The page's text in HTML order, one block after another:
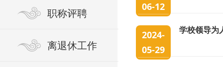
职称评聘
离退休工作
06-12
2024-
05-29
学校领导为